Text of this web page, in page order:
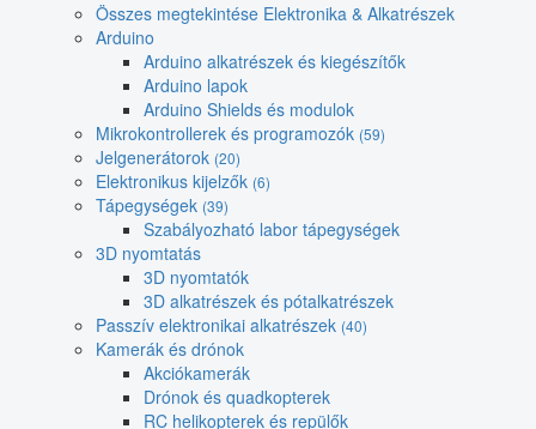
Összes megtekintése Elektronika & Alkatrészek
Arduino
Arduino alkatrészek és kiegészítők
Arduino lapok
Arduino Shields és modulok
Mikrokontrollerek és programozók (59)
Jelgenerátorok (20)
Elektronikus kijelzők (6)
Tápegységek (39)
Szabályozható labor tápegységek
3D nyomtatás
3D nyomtatók
3D alkatrészek és pótalkatrészek
Passzív elektronikai alkatrészek (40)
Kamerák és drónok
Akciókamerák
Drónok és quadkopterek
RC helikopterek és repülők